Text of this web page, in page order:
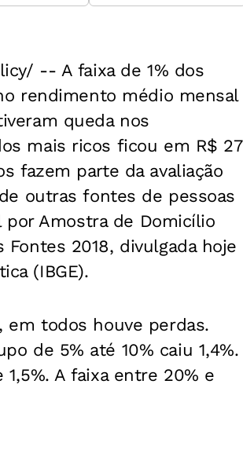
-- A faixa de 1% dos
rendimento médio mensal
queda nos
mais ricos ficou em R$ 27
fazem parte da avaliação
outras fontes de pessoas
por Amostra de Domicílio
2018, divulgada hoje
(IBGE).
em todos houve perdas.
de 5% até 10% caiu 1,4%.
A faixa entre 20% e